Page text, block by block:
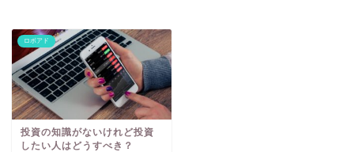
ロボアド
投資の知識がないけれど投資
したい人はどうすべき？